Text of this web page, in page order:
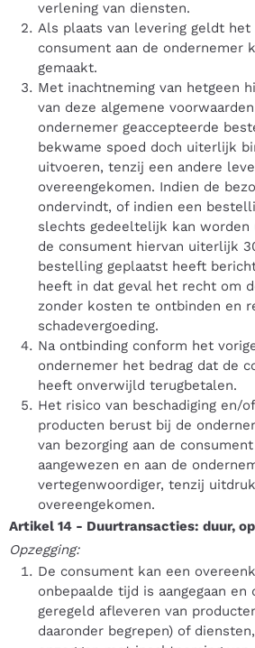
verlening van diensten.
Als plaats van levering geldt het
consument aan de ondernemer
gemaakt.
Met inachtneming van hetgeen
van deze algemene
ondernemer geaccepteerde
bekwame spoed doch uiterlijk
uitvoeren, tenzij een andere
overeengekomen. Indien de
ondervindt, of indien een
slechts gedeeltelijk kan worden
de consument hiervan uiterlijk
bestelling geplaatst heeft
heeft in dat geval het recht om
zonder kosten te ontbinden en
schadevergoeding.
Na ontbinding conform het
ondernemer het bedrag dat de
heeft onverwijld terugbetalen.
Het risico van beschadiging en/
producten berust bij de
van bezorging aan de
aangewezen en aan de
vertegenwoordiger, tenzij
overeengekomen.
Artikel 14 - Duurtransacties: duur,
Opzegging:
De consument kan een
onbepaalde tijd is aangegaan
geregeld afleveren van
daaronder begrepen) of